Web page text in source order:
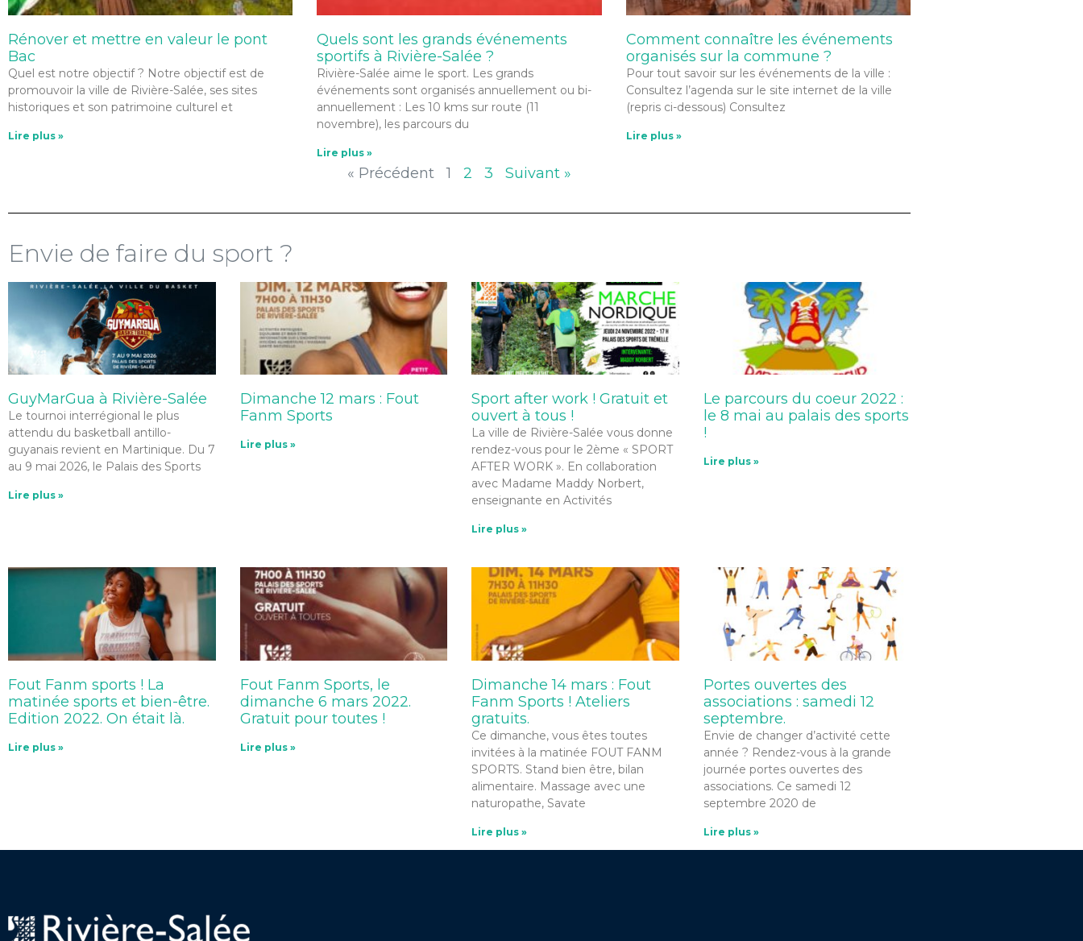
Rénover et mettre en valeur le pont
Bac
Quel est notre objectif ? Notre objectif est de
promouvoir la ville de Rivière-Salée, ses sites
historiques et son patrimoine culturel et
Lire plus »
Quels sont les grands événements
sportifs à Rivière-Salée ?
Rivière-Salée aime le sport. Les grands
événements sont organisés annuellement ou bi-
annuellement : Les 10 kms sur route (11
novembre), les parcours du
Lire plus »
Comment connaître les événements
organisés sur la commune ?
Pour tout savoir sur les événements de la ville :
Consultez l’agenda sur le site internet de la ville
(repris ci-dessous) Consultez
Lire plus »
« Précédent 1 2 3 Suivant »
Envie de faire du sport ?
GuyMarGua à Rivière-Salée
Le tournoi interrégional le plus
attendu du basketball antillo-
guyanais revient en Martinique. Du 7
au 9 mai 2026, le Palais des Sports
Lire plus »
Dimanche 12 mars : Fout
Fanm Sports
Lire plus »
Sport after work ! Gratuit et
ouvert à tous !
La ville de Rivière-Salée vous donne
rendez-vous pour le 2ème « SPORT
AFTER WORK ». En collaboration
avec Madame Maddy Norbert,
enseignante en Activités
Lire plus »
Le parcours du coeur 2022 :
le 8 mai au palais des sports
!
Lire plus »
Fout Fanm sports ! La
matinée sports et bien-être.
Edition 2022. On était là.
Lire plus »
Fout Fanm Sports, le
dimanche 6 mars 2022.
Gratuit pour toutes !
Lire plus »
Dimanche 14 mars : Fout
Fanm Sports ! Ateliers
gratuits.
Ce dimanche, vous êtes toutes
invitées à la matinée FOUT FANM
SPORTS. Stand bien être, bilan
alimentaire. Massage avec une
naturopathe, Savate
Lire plus »
Portes ouvertes des
associations : samedi 12
septembre.
Envie de changer d’activité cette
année ? Rendez-vous à la grande
journée portes ouvertes des
associations. Ce samedi 12
septembre 2020 de
Lire plus »